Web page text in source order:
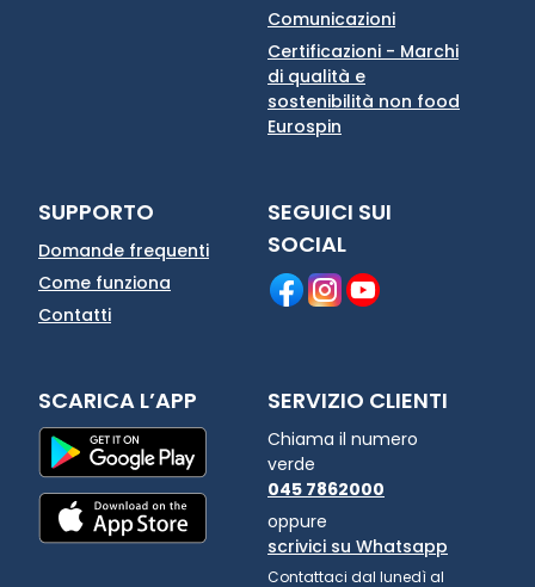
Comunicazioni
Certificazioni - Marchi
di qualità e
sostenibilità non food
Eurospin
SUPPORTO
Domande frequenti
Come funziona
Contatti
SEGUICI SUI
SOCIAL
SCARICA L’APP SERVIZIO CLIENTI
Chiama il numero
verde
045 7862000
oppure
scrivici su Whatsapp
Contattaci dal lunedì al